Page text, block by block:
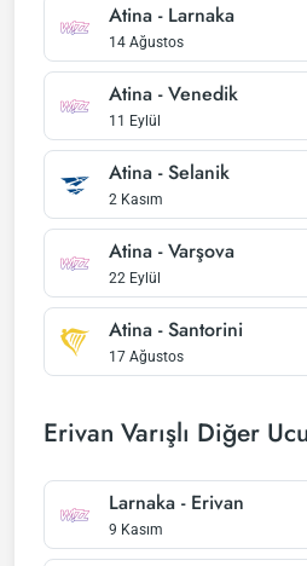
Atina - Larnaka
14 Ağustos
Atina - Venedik
11 Eylül
Atina - Selanik
2 Kasım
Atina - Varşova
22 Eylül
Atina - Santorini
17 Ağustos
Erivan Varışlı Diğer
Larnaka - Erivan
9 Kasım